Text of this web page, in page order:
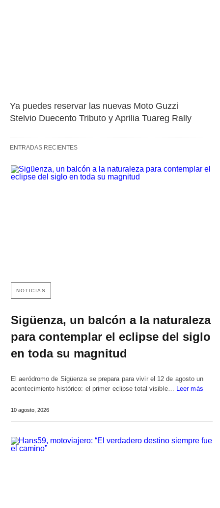
Ya puedes reservar las nuevas Moto Guzzi
Stelvio Duecento Tributo y Aprilia Tuareg Rally
ENTRADAS RECIENTES
NOTICIAS
Sigüenza, un balcón a la naturaleza
para contemplar el eclipse del siglo
en toda su magnitud
El aeródromo de Sigüenza se prepara para vivir el 12 de agosto un
acontecimiento histórico: el primer eclipse total visible…
Leer más
10 agosto, 2026